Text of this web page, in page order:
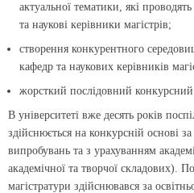
актуальної тематики, які
та наукові керівники магістрів;
створення конкурентного
кафедр та наукових керівників
жорсткий послідовний конкурсний
В університеті вже десять років
здійснюється на конкурсній основі
випробувань та з урахуванням
академічної та творчої складових).
магістратури здійснювався за